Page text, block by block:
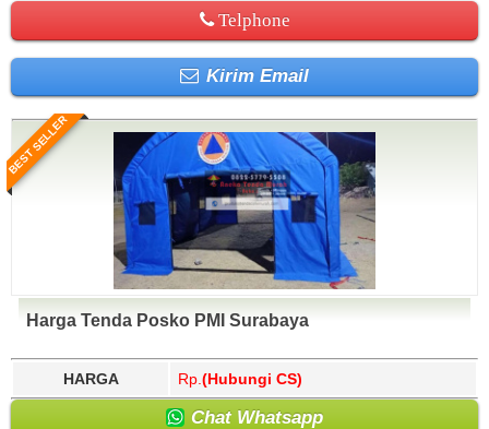
Telphone
Kirim Email
BEST SELLER
Harga Tenda Posko PMI Surabaya
HARGA Rp. (Hubungi CS)
Chat Whatsapp